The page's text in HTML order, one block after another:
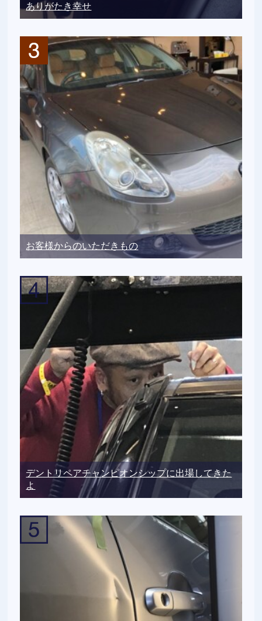
ありがたき幸せ
お客様からのいただきもの
デントリペアチャンピオンシップに出場してきた
よ